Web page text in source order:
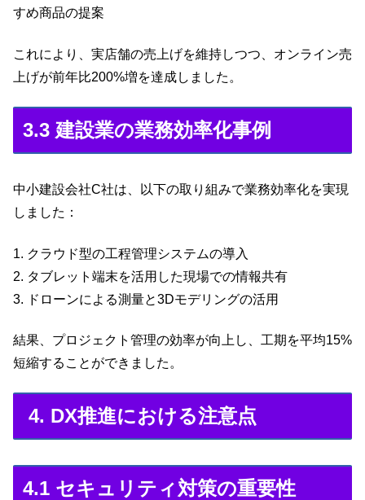
すめ商品の提案
これにより、実店舗の売上げを維持しつつ、オンライン売
上げが前年比200%増を達成しました。
3.3 建設業の業務効率化事例
中小建設会社C社は、以下の取り組みで業務効率化を実現
しました：
1. クラウド型の工程管理システムの導入
2. タブレット端末を活用した現場での情報共有
3. ドローンによる測量と3Dモデリングの活用
結果、プロジェクト管理の効率が向上し、工期を平均15%
短縮することができました。
4. DX推進における注意点
4.1 セキュリティ対策の重要性